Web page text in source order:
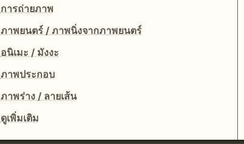
การถ่ายภาพ
ภาพยนตร์ / ภาพนิ่งจากภาพยนตร์
อนิเมะ / มังงะ
ภาพประกอบ
ภาพร่าง / ลายเส้น
ดูเพิ่มเติม